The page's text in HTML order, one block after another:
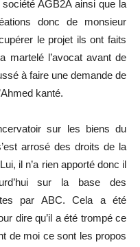
AGB2A ainsi que la
donc de monsieur
le projet ils ont faits
martelé l’avocat avant de
à faire une demande de
kanté.
sur les biens du
arrosé des droits de la
il n’a rien apporté donc il
sur la base des
par ABC. Cela a été
dire qu’il a été trompé ce
de moi ce sont les propos